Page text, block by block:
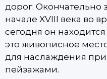
дорог. Окончательно
начале XVIII века во
сегодня он
это живописное
для наслаждения
пейзажами.